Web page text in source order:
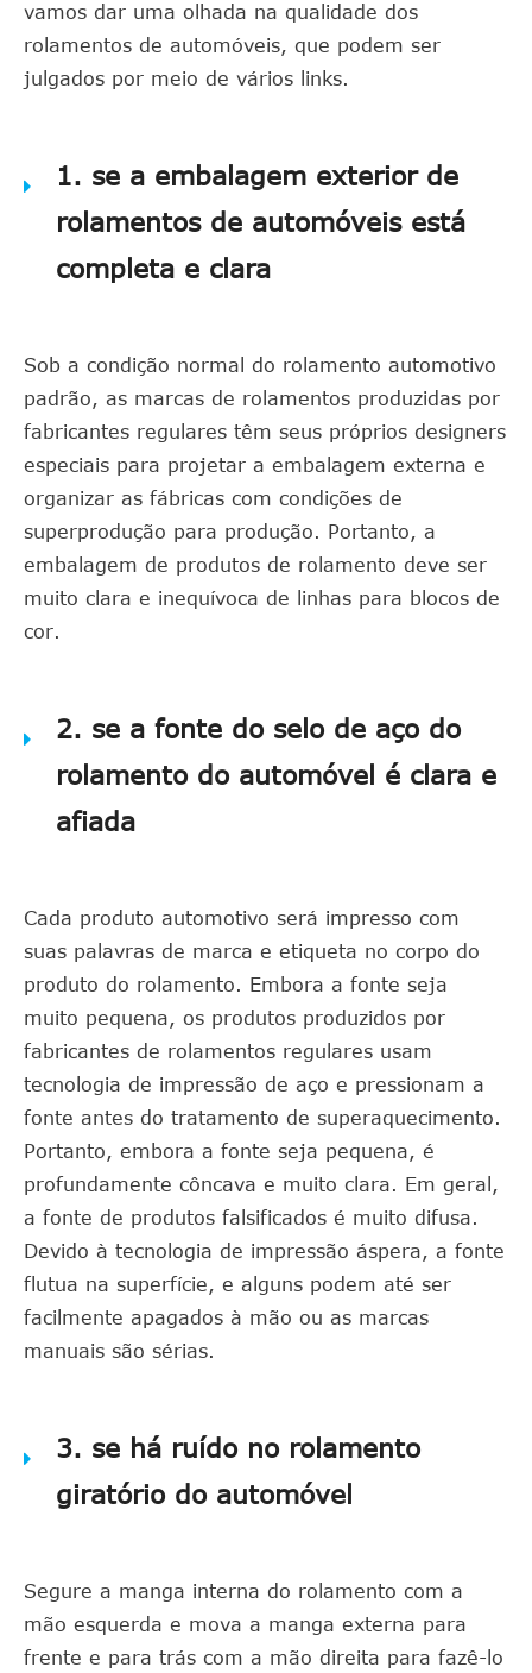
vamos dar uma olhada na qualidade dos
rolamentos de automóveis, que podem ser
julgados por meio de vários links.
1. se a embalagem exterior de
rolamentos de automóveis está
completa e clara
Sob a condição normal do rolamento automotivo
padrão, as marcas de rolamentos produzidas por
fabricantes regulares têm seus próprios designers
especiais para projetar a embalagem externa e
organizar as fábricas com condições de
superprodução para produção. Portanto, a
embalagem de produtos de rolamento deve ser
muito clara e inequívoca de linhas para blocos de
cor.
2. se a fonte do selo de aço do
rolamento do automóvel é clara e
afiada
Cada produto automotivo será impresso com
suas palavras de marca e etiqueta no corpo do
produto do rolamento. Embora a fonte seja
muito pequena, os produtos produzidos por
fabricantes de rolamentos regulares usam
tecnologia de impressão de aço e pressionam a
fonte antes do tratamento de superaquecimento.
Portanto, embora a fonte seja pequena, é
profundamente côncava e muito clara. Em geral,
a fonte de produtos falsificados é muito difusa.
Devido à tecnologia de impressão áspera, a fonte
flutua na superfície, e alguns podem até ser
facilmente apagados à mão ou as marcas
manuais são sérias.
3. se há ruído no rolamento
giratório do automóvel
Segure a manga interna do rolamento com a
mão esquerda e mova a manga externa para
frente e para trás com a mão direita para fazê-lo